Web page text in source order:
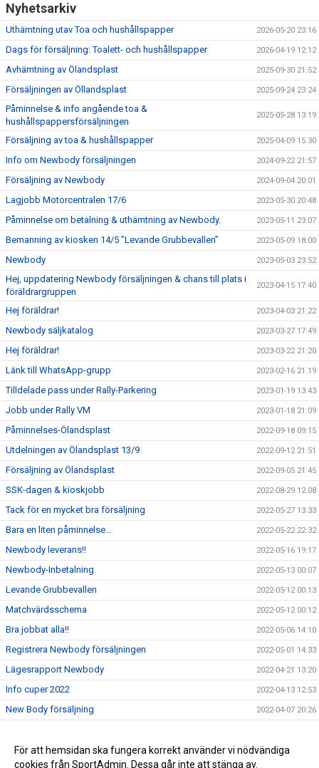
Nyhetsarkiv
Uthämtning utav Toa och hushållspapper 2026-05-20 23:16
Dags för försäljning: Toalett- och hushållspapper 2026-04-19 12:12
Avhämtning av Ölandsplast 2025-09-30 21:52
Försäljningen av Öllandsplast 2025-09-24 23:24
Påminnelse & info angående toa &
hushållspappersförsäljningen
2025-05-28 13:19
Försäljning av toa & hushållspapper 2025-04-09 15:30
Info om Newbody försäljningen 2024-09-22 21:57
Försäljning av Newbody 2024-09-04 20:01
Lagjobb Motorcentralen 17/6 2023-05-30 20:48
Påminnelse om betalning & uthämtning av Newbody. 2023-05-11 23:07
Bemanning av kiosken 14/5 ”Levande Grubbevallen” 2023-05-09 18:00
Newbody 2023-05-03 23:52
Hej, uppdatering Newbody försäljningen & chans till plats i
föräldrargruppen
2023-04-15 17:40
Hej föräldrar! 2023-04-03 21:22
Newbody säljkatalog 2023-03-27 17:49
Hej föräldrar! 2023-03-22 21:20
Länk till WhatsApp-grupp 2023-02-16 21:19
Tilldelade pass under Rally-Parkering 2023-01-19 13:43
Jobb under Rally VM 2023-01-18 21:09
Påminnelses-Ölandsplast 2022-09-18 09:15
Utdelningen av Ölandsplast 13/9 2022-09-12 21:51
Försäljning av Ölandsplast 2022-09-05 21:45
SSK-dagen & kioskjobb 2022-08-29 12:08
Tack för en mycket bra försäljning 2022-05-27 13:33
Bara en liten påminnelse… 2022-05-22 22:32
Newbody leverans!! 2022-05-16 19:17
Newbody-Inbetalning 2022-05-13 00:07
Levande Grubbevallen 2022-05-12 00:13
Matchvärdsschema 2022-05-12 00:12
Bra jobbat alla!! 2022-05-06 14:10
Registrera Newbody försäljningen 2022-05-01 14:33
Lägesrapport Newbody 2022-04-21 13:20
Info cuper 2022 2022-04-13 12:53
New Body försäljning 2022-04-07 20:26
Information om Grillkolsförsäljning 2021-05-04 13:19
För att hemsidan ska fungera korrekt använder vi nödvändiga
cookies från SportAdmin. Dessa går inte att stänga av.